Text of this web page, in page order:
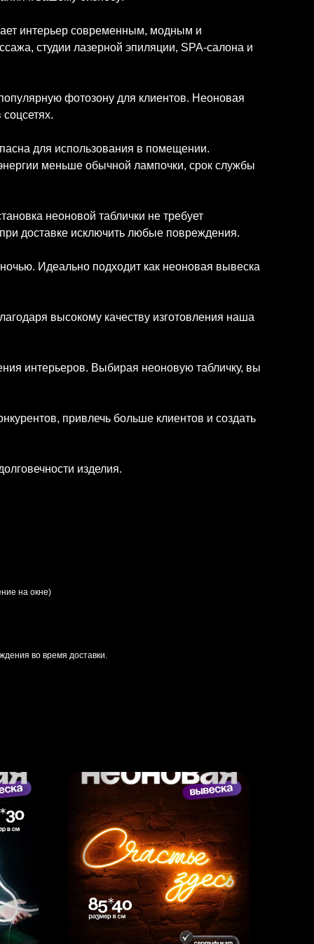
интерьер современным, модным и
студии лазерной эпиляции, SPA-салона и
фотозону для клиентов. Неоновая
для использования в помещении.
меньше обычной лампочки, срок службы
неоновой таблички не требует
доставке исключить любые повреждения.
Идеально подходит как неоновая вывеска
высокому качеству изготовления наша
интерьеров. Выбирая неоновую табличку, вы
привлечь больше клиентов и создать
изделия.
на окне)
во время доставки.